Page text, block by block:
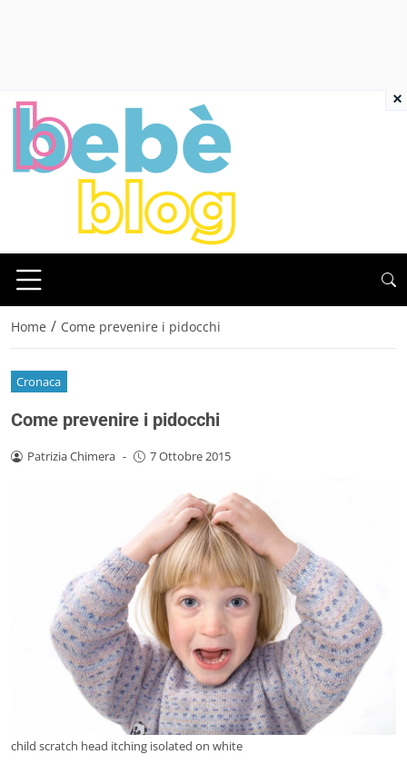
Home / Come prevenire i pidocchi
Cronaca
Come prevenire i pidocchi
Patrizia Chimera - 7 Ottobre 2015
child scratch head itching isolated on white
×